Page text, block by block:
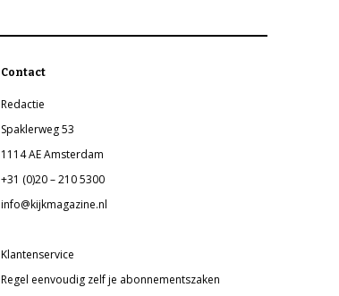
Contact
Redactie
Spaklerweg 53
1114 AE Amsterdam
+31 (0)20 – 210 5300
info@kijkmagazine.nl
Klantenservice
Regel eenvoudig zelf je abonnementszaken